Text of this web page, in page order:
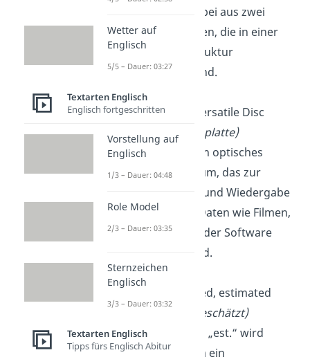
Sie besteht dabei aus zwei
langen Strängen, die in einer
Doppelhelixstruktur
angeordnet sind.
DVD: Digital Versatile Disc
(Digitale Videoplatte)
Eine DVD ist ein optisches
Speichermedium, das zur
Aufzeichnung und Wiedergabe
von digitalen Daten wie Filmen,
Musik, Fotos oder Software
verwendet wird.
: established, estimated
(gegründet, geschätzt)
Die Abkürzung „est.“ wird
verwendet, um ein
Wetter auf
Englisch
5/5 – Dauer: 03:27
Textarten Englisch
Englisch fortgeschritten
Vorstellung auf
Englisch
1/3 – Dauer: 04:48
Role Model
2/3 – Dauer: 03:35
Sternzeichen
Englisch
3/3 – Dauer: 03:32
Textarten Englisch
Tipps fürs Englisch Abitur